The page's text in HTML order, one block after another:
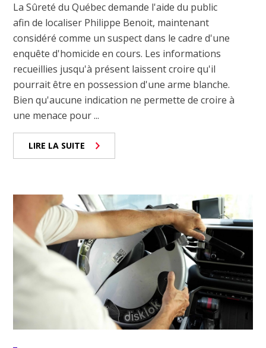
La Sûreté du Québec demande l'aide du public
afin de localiser Philippe Benoit, maintenant
considéré comme un suspect dans le cadre d'une
enquête d'homicide en cours. Les informations
recueillies jusqu'à présent laissent croire qu'il
pourrait être en possession d'une arme blanche.
Bien qu'aucune indication ne permette de croire à
une menace pour ...
LIRE LA SUITE